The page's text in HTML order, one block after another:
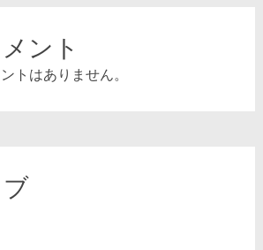
ント
トはありません。